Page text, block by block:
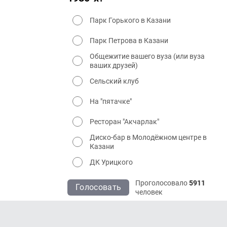
Парк Горького в Казани
Парк Петрова в Казани
Общежитие вашего вуза (или вуза
ваших друзей)
Сельский клуб
На "пятачке"
Ресторан "Акчарлак"
Диско-бар в Молодёжном центре в
Казани
ДК Урицкого
Голосовать Проголосовало5911
человек